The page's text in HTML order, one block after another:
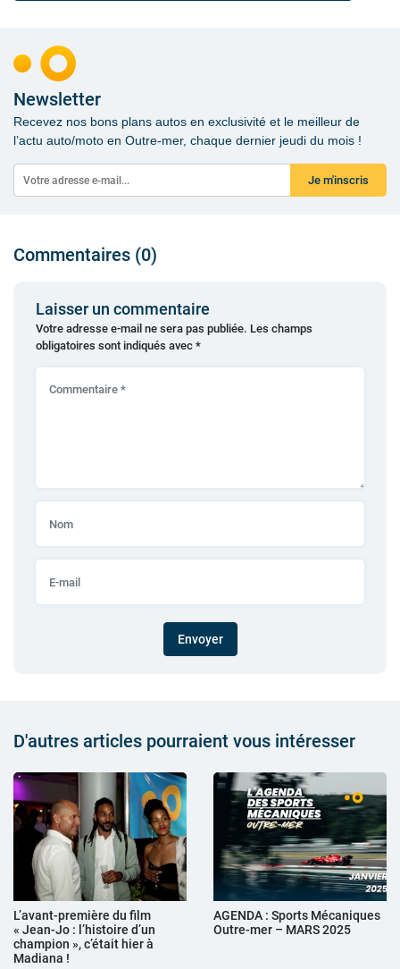
Newsletter
Recevez nos bons plans autos en exclusivité et le meilleur de
l’actu auto/moto en Outre-mer, chaque dernier jeudi du mois !
Je m'inscris
Commentaires (0)
Laisser un commentaire
Votre adresse e-mail ne sera pas publiée. Les champs
obligatoires sont indiqués avec *
Envoyer
D'autres articles pourraient vous intéresser
L’avant-première du film
« Jean-Jo : l’histoire d’un
champion », c’était hier à
Madiana !
AGENDA : Sports Mécaniques
Outre-mer – MARS 2025